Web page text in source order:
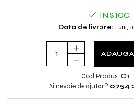
IN STOC
Data de livrare: Luni,
Cod Produs: C1
Ai nevoie de ajutor? 0754